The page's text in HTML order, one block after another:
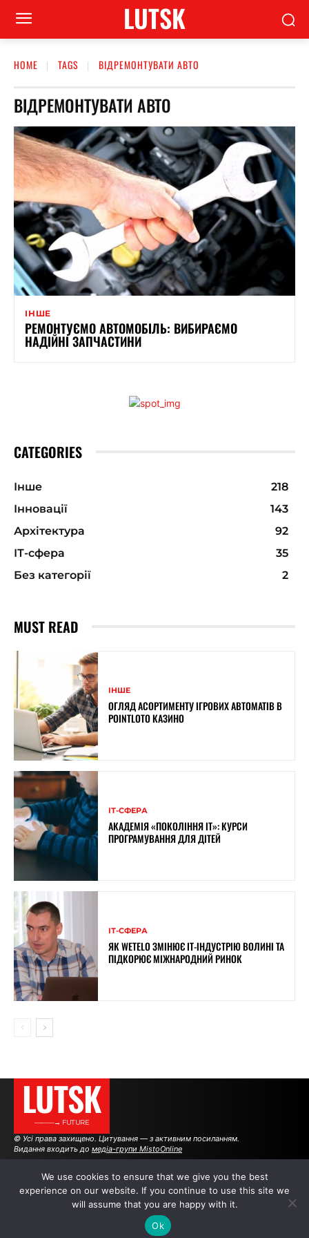
LUTSK
HOME TAGS ВІДРЕМОНТУВАТИ АВТО
ВІДРЕМОНТУВАТИ АВТО
ІНШЕ
РЕМОНТУЄМО АВТОМОБІЛЬ: ВИБИРАЄМО
НАДІЙНІ ЗАПЧАСТИНИ
CATEGORIES
Інше
218
Інновації
143
Архітектура
92
ІТ-сфера
35
Без категорії
2
MUST READ
ІНШЕ
ОГЛЯД АСОРТИМЕНТУ ІГРОВИХ АВТОМАТІВ В
POINTLOTO КАЗИНО
ІТ-СФЕРА
АКАДЕМІЯ «ПОКОЛІННЯ ІТ»: КУРСИ
ПРОГРАМУВАННЯ ДЛЯ ДІТЕЙ
ІТ-СФЕРА
ЯК WETELO ЗМІНЮЄ IT-ІНДУСТРІЮ ВОЛИНІ ТА
ПІДКОРЮЄ МІЖНАРОДНИЙ РИНОК
LUTSK
———→ FUTURE
© Усі права захищено. Цитування — з активним посиланням.
Видання входить до медіа-групи MistoOnline
АВТОРИ | РЕКЛАМА НА САЙТІ
We use cookies to ensure that we give you the best
experience on our website. If you continue to use this site we
will assume that you are happy with it.
Ok